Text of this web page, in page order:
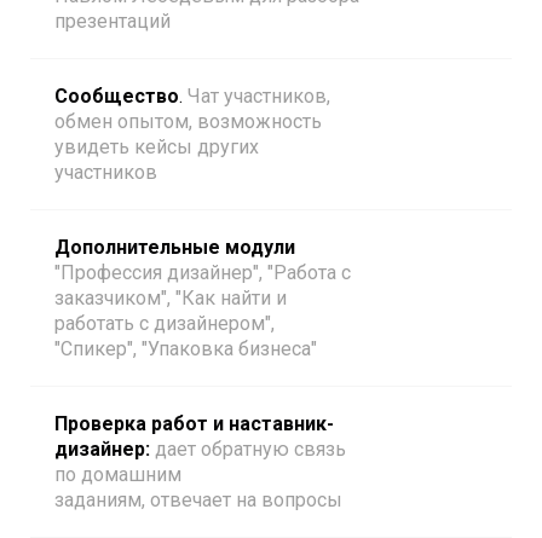
презентаций
Сообщество. Чат участников,
обмен опытом, возможность
увидеть кейсы других
участников
Дополнительные модули
"Профессия дизайнер", "Работа с
заказчиком", "Как найти и
работать с дизайнером",
"Спикер", "Упаковка бизнеса"
Проверка работ и наставник-
дизайнер: дает обратную связь
по домашним
заданиям, отвечает на вопросы